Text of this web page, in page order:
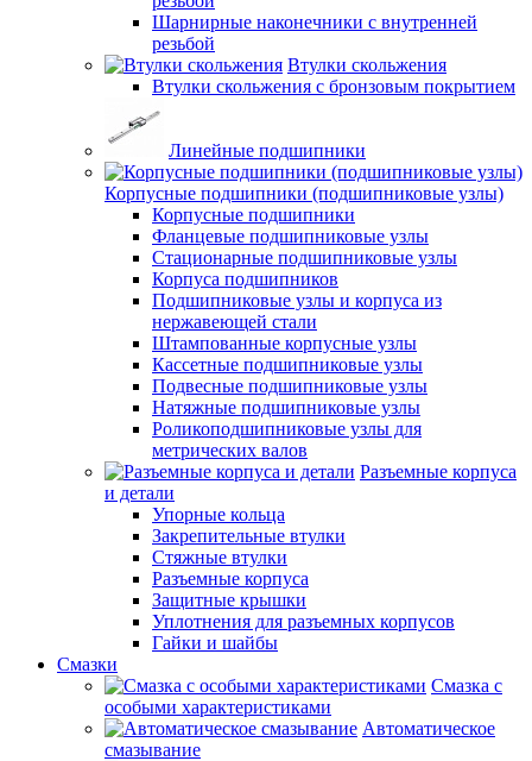
Шарнирные наконечники с внутренней
резьбой
Втулки скольжения
Втулки скольжения с бронзовым покрытием
Линейные подшипники
Корпусные подшипники (подшипниковые узлы)
Корпусные подшипники
Фланцевые подшипниковые узлы
Стационарные подшипниковые узлы
Корпуса подшипников
Подшипниковые узлы и корпуса из
нержавеющей стали
Штампованные корпусные узлы
Кассетные подшипниковые узлы
Подвесные подшипниковые узлы
Натяжные подшипниковые узлы
Роликоподшипниковые узлы для
метрических валов
Разъемные корпуса
и детали
Упорные кольца
Закрепительные втулки
Стяжные втулки
Разъемные корпуса
Защитные крышки
Уплотнения для разъемных корпусов
Гайки и шайбы
Смазки
Смазка с
особыми характеристиками
Автоматическое
смазывание